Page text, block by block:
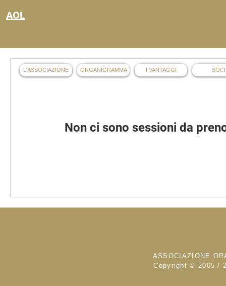
AOL
Non ci sono sessioni da
L'ASSOCIAZIONE ORGANIGRAMMA I VANTAGGI SOCI
ASSOCIAZIONE
Copyright © 2005 /